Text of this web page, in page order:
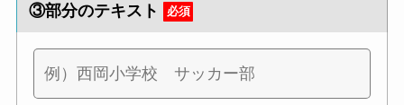
③部分のテキスト 必須